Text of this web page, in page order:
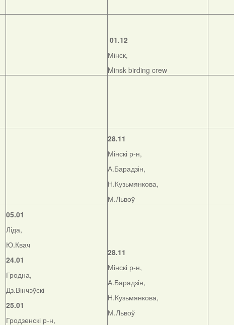
01.12
Мінск,
Minsk birding crew
28.11
Мінскі р-н,
А.Барадзін,
Н.Кузьмянкова,
М.Львоў
05.01
Ліда,
Ю.Квач
24.01
Гродна,
Дз.Вінчэўскі
25.01
Гродзенскі р-н,
28.11
Мінскі р-н,
А.Барадзін,
Н.Кузьмянкова,
М.Львоў